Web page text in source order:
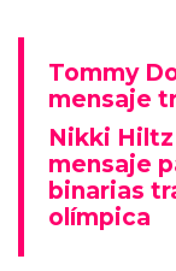
Tommy
mensaje
Nikki
mensaje
binarias
olímpica